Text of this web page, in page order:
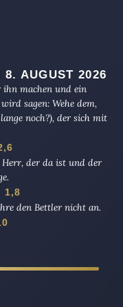
8. AUGUST 2026
ihn machen und ein
sagen: Wehe dem,
noch?), der sich mit
der da ist und der
1,8
den Bettler nicht an.